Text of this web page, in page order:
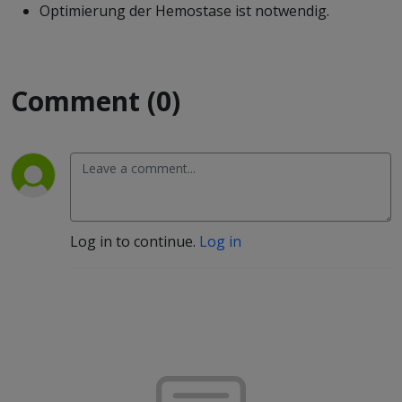
Optimierung der Hemostase ist notwendig.
Comment (0)
Log in to continue. Log in